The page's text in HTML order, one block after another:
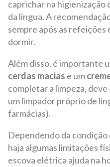
caprichar na higienização
da língua. A
sempre após as
dormir.
Além disso, é importante
cerdas macias e um
completar a limpeza,
um limpador próprio de
farmácias).
Dependendo da condição
haja algumas limitações
escova elétrica ajuda na